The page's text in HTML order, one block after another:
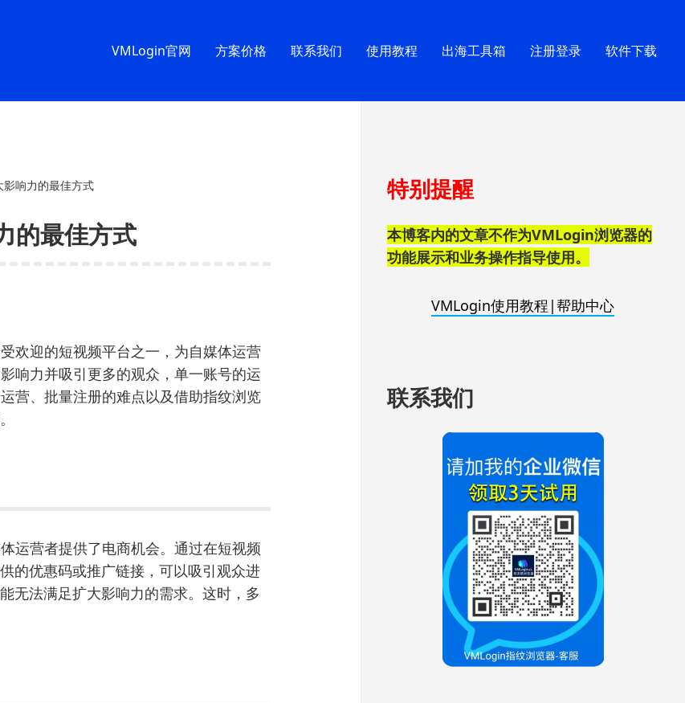
VMLogin官网 方案价格 联系我们 使用教程 出海工具箱 注册登录 软件下载
响力的最佳方式
的最佳方式
欢迎的短视频平台之一，为自媒体运营
响力并吸引更多的观众，单一账号的运
营、批量注册的难点以及借助指纹浏览
运营者提供了电商机会。通过在短视频
的优惠码或推广链接，可以吸引观众进
无法满足扩大影响力的需求。这时，多
至
脚
特别提醒
本博客内的文章不作为VMLogin浏览器的
功能展示和业务操作指导使用。
VMLogin使用教程|帮助中心
联系我们